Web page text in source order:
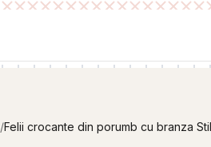
/Felii crocante din porumb cu branza